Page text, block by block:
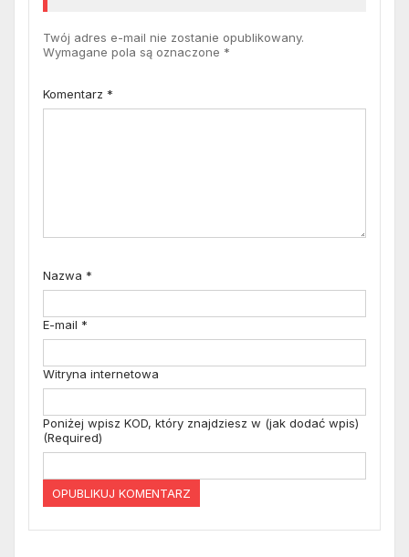
Twój adres e-mail nie zostanie opublikowany.
Wymagane pola są oznaczone *
Komentarz *
Nazwa *
E-mail *
Witryna internetowa
Poniżej wpisz KOD, który znajdziesz w (jak dodać wpis)
(Required)